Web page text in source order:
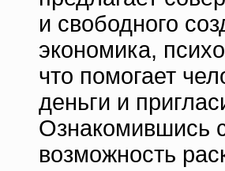
и свободного
экономика,
что помогает
деньги и
Ознакомившись
возможность